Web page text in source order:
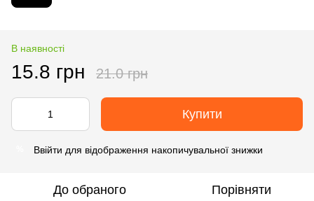
В наявності
15.8 грн 21.0 грн
Купити
Ввійти для відображення накопичувальної знижки
До обраного Порівняти